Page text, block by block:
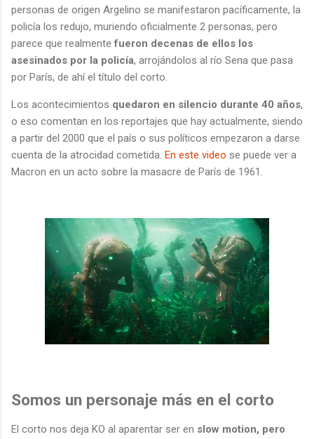
personas de origen Argelino se manifestaron pacíficamente, la
policía los redujo, muriendo oficialmente 2 personas, pero
parece que realmentefueron decenas de ellos los
asesinados por la policía, arrojándolos al río Sena que pasa
por París, de ahí el título del corto.
Los acontecimientos quedaron en silencio durante 40 años,
o eso comentan en los reportajes que hay actualmente, siendo
a partir del 2000 que el país o sus políticos empezaron a darse
cuenta de la atrocidad cometida. En este video se puede ver a
Macron en un acto sobre la masacre de París de 1961.
Somos un personaje más en el corto
El corto nos deja KO al aparentar ser en slow motion, pero